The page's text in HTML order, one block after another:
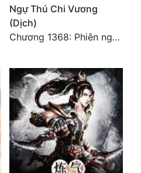
Ngự Thú Chi Vương
(Dịch)
Chương 1368: Phiên ngoại 3: Lâm Tu Trúc (1)